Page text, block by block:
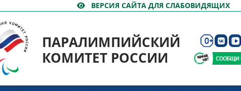
ВЕРСИЯ САЙТА ДЛЯ СЛАБОВИДЯЩИХ
ПАРАЛИМПИЙСКИЙ
КОМИТЕТ РОССИИ